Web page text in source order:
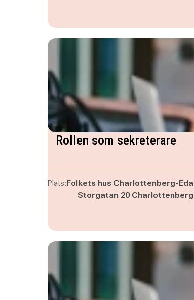
Rollen som sekreterare
Plats:Folkets hus Charlottenberg-Eda
Storgatan 20 Charlottenberg